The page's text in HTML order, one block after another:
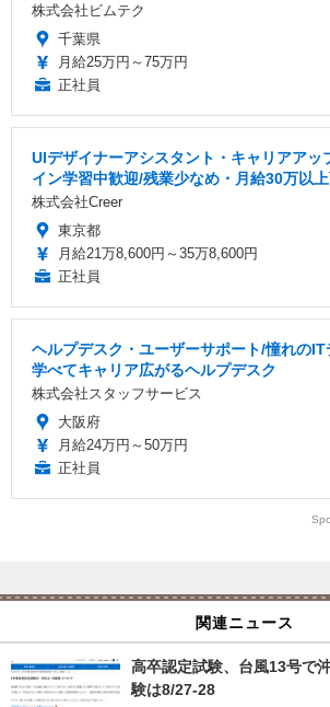
株式会社ビムテク
千葉県
月給25万円～75万円
正社員
UIデザイナーアシスタント・キャリアアッ
イン学習中歓迎/残業少なめ・月給30万以
株式会社Creer
東京都
月給21万8,600円～35万8,600円
正社員
ヘルプデスク・ユーザーサポート/憧れの
学べてキャリア広がるヘルプデスク
株式会社スタッフサービス
大阪府
月給24万円～50万円
正社員
関連ニュース
高卒認定試験、台風13号で
験は8/27-28